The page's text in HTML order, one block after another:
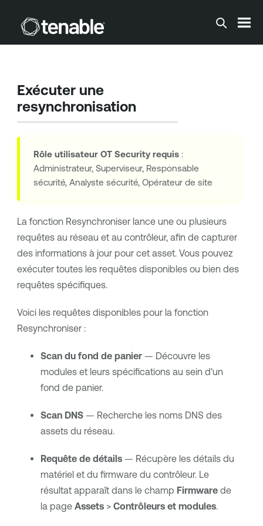
Passer au contenu principal
Exécuter une
resynchronisation
Rôle utilisateur OT Securityrequis:
Administrateur, Superviseur, Responsable
sécurité, Analyste sécurité, Opérateur de site
La fonction Resynchroniser lance une ou plusieurs
requêtes au réseau et au contrôleur, afin de capturer
des informations à jour pour cet asset. Vous pouvez
exécuter toutes les requêtes disponibles ou bien des
requêtes spécifiques.
Voici les requêtes disponibles pour la fonction
Resynchroniser :
Scan du fond de panier— Découvre les
modules et leurs spécifications au sein d'un
fond de panier.
Scan DNS— Recherche les noms DNS des
assets du réseau.
Requête de détails— Récupère les détails du
matériel et du firmware du contrôleur. Le
résultat apparaît dans le champ Firmwarede
la page Assets> Contrôleurs et modules.